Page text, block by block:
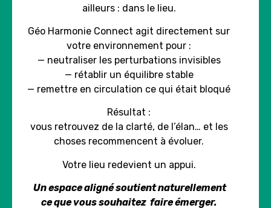
ailleurs : dans le lieu.
Géo Harmonie Connect agit directement sur
votre environnement pour :
— neutraliser les perturbations invisibles
— rétablir un équilibre stable
— remettre en circulation ce qui était bloqué
Résultat :
vous retrouvez de la clarté, de l’élan… et les
choses recommencent à évoluer.
Votre lieu redevient un appui.
Un espace aligné soutient naturellement
ce que vous souhaitez faire émerger.